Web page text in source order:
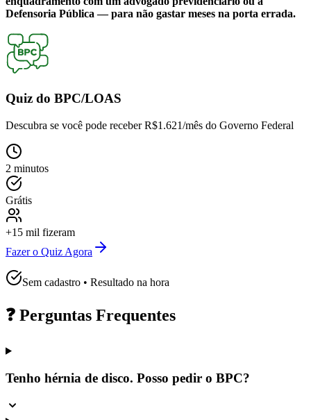
Defensoria Pública — para não gastar meses na porta errada.
Quiz do BPC/LOAS
Descubra se você pode receber R$1.621/mês do Governo Federal
2 minutos
Grátis
+15 mil fizeram
Fazer o Quiz Agora
Sem cadastro • Resultado na hora
❓ Perguntas Frequentes
Tenho hérnia de disco. Posso pedir o BPC?